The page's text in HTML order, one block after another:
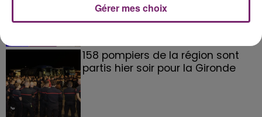
158 pompiers de la région sont
partis hier soir pour la Gironde
Gérer mes choix